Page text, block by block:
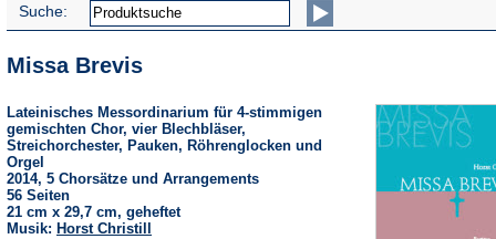
Suche:
Missa Brevis
Lateinisches Messordinarium für 4-stimmigen
gemischten Chor, vier Blechbläser,
Streichorchester, Pauken, Röhrenglocken und
Orgel
2014, 5 Chorsätze und Arrangements
56 Seiten
21 cm x 29,7 cm, geheftet
Musik: Horst Christill